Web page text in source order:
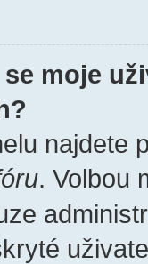
moje
najdete
. Volbou